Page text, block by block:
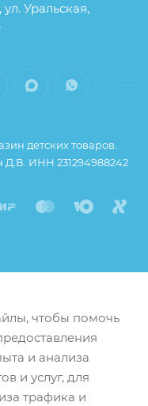
Уральская,
детских товаров.
ИНН 231294988242
чтобы помочь
и анализа
и услуг, для
трафика и